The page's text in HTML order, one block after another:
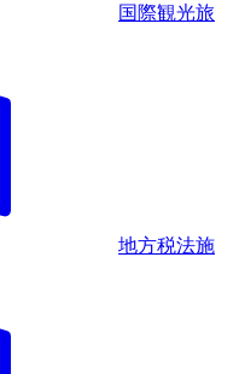
国際観光旅
地方税法施